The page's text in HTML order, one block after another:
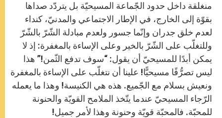
منغلقة داخل حدود الجّماعة المسيحيّة بل يتردّد صداها
بقوّة إلى الخارج، في الإطار الاجتماعي والمدنيّ، كنداء
لعدم خلق جدران وإنّما جسور ولعدم مبادلة الشّرّ بالشّرّ
وللتغلّب على الشّرّ بالخير وعلى الإساءة بالمغفرة: إذ لا
يمكن أبدًا للمسيحيّ أن يقول: “سوف تدفع الثّمن!” هذا
ليس تصرُّفًا مسيحيًّا! علينا أن نتغلّب على الإساءة بالمغفرة
ونعيش بسلام مع الجّميع. هذه هي الكنيسة! وهذا ما يعمله
الرّجاء المسيحيّ عندما يتّخذ الملامح القويّة والحنونة
للمحبّة. فالمحبّة قويّة وحنونة وهذا لأمر جميل!